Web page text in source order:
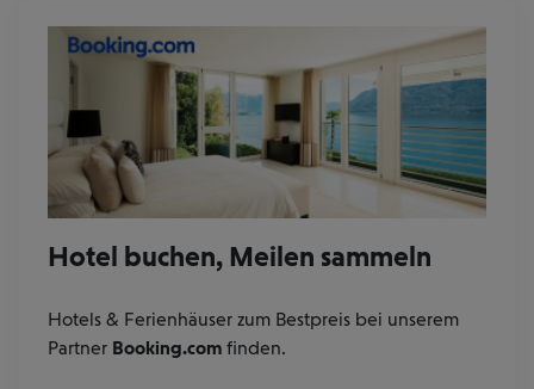
Hotel buchen, Meilen sammeln
Hotels & Ferienhäuser zum Bestpreis bei unserem
Partner Booking.com finden.